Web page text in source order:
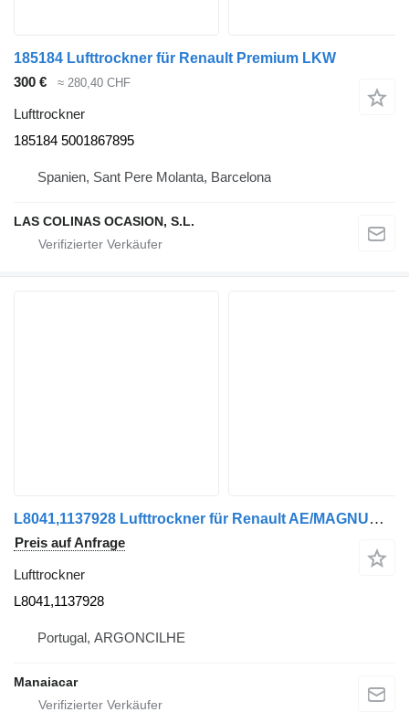
185184 Lufttrockner für Renault Premium LKW
300 €
≈ 280,40 CHF
Lufttrockner
185184 5001867895
Spanien, Sant Pere Molanta, Barcelona
LAS COLINAS OCASION, S.L.
L8041,1137928 Lufttrockner für Renault AE/MAGNUM/PREMIUM/MIDLUM/MAJOR/MIDDLE/KERAX LKW
Preis auf Anfrage
Lufttrockner
L8041,1137928
Portugal, ARGONCILHE
Manaiacar